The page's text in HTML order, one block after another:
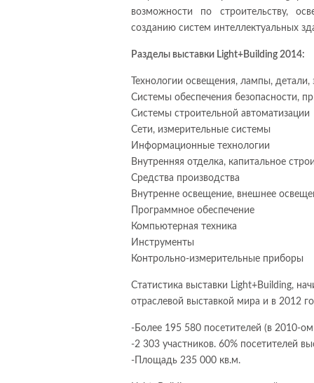
возможности по строительству,
созданию систем интеллектуальных
Разделы выставки Light+Building 2014:
Технологии освещения, лампы, детали,
Системы обеспечения безопасности,
Системы строительной автоматизации
Сети, измерительные системы
Информационные технологии
Внутренняя отделка, капитальное
Средства производства
Внутренне освещение, внешнее
Программное обеспечение
Компьютерная техника
Инструменты
Контрольно-измерительные приборы
Статистика выставки Light+Building,
отраслевой выставкой мира и в 2012
-Более 195 580 посетителей (в 2010-
-2 303 участников. 60% посетителей
-Площадь 235 000 кв.м.